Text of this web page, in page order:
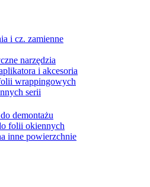
i cz. zamienne
narzędzia
i akcesoria
wrappingowych
serii
demontażu
folii okiennych
inne powierzchnie